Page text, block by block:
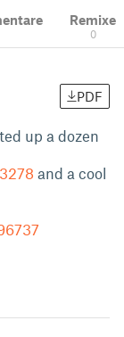
Remixe
0
PDF
up a dozen
and a cool